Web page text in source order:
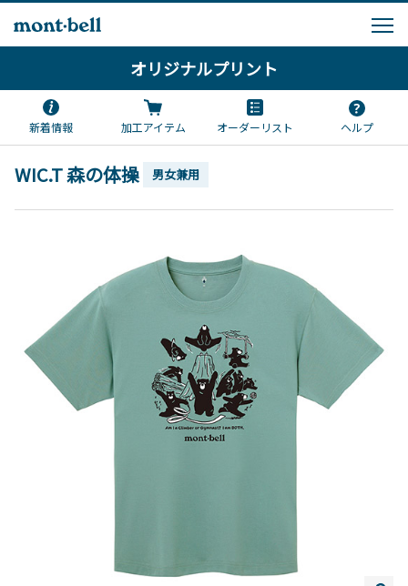
オリジナルプリント
新着情報 加工アイテム オーダーリスト ヘルプ
WIC.T 森の体操 男女兼用